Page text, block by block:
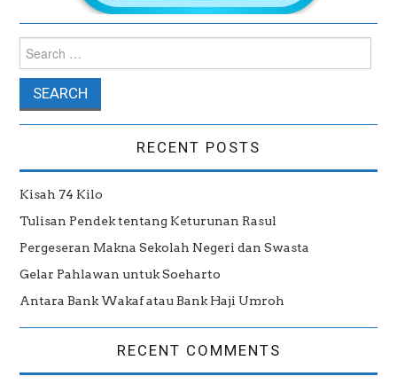
Search for:
RECENT POSTS
Kisah 74 Kilo
Tulisan Pendek tentang Keturunan Rasul
Pergeseran Makna Sekolah Negeri dan Swasta
Gelar Pahlawan untuk Soeharto
Antara Bank Wakaf atau Bank Haji Umroh
RECENT COMMENTS